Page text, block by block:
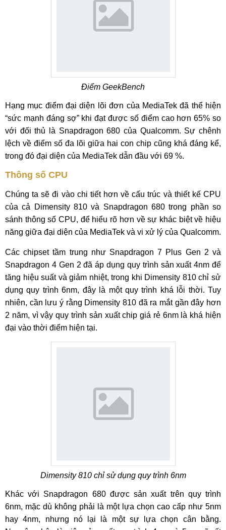
Điểm GeekBench
Hạng mục điểm đại diện lõi đơn của MediaTek đã thể hiện
“sức mạnh đáng sợ” khi đạt được số điểm cao hơn 65% so
với đối thủ là Snapdragon 680 của Qualcomm. Sự chênh
lệch về điểm số đa lõi giữa hai con chip cũng khá đáng kể,
trong đó đại diện của MediaTek dẫn đầu với 69 %.
Thông số CPU
Chúng ta sẽ đi vào chi tiết hơn về cấu trúc và thiết kế CPU
của cả Dimensity 810 và Snapdragon 680 trong phần so
sánh thông số CPU, để hiểu rõ hơn về sự khác biệt về hiệu
năng giữa đại diện của MediaTek và vi xử lý của Qualcomm.
Các chipset tầm trung như Snapdragon 7 Plus Gen 2 và
Snapdragon 4 Gen 2 đã áp dụng quy trình sản xuất 4nm để
tăng hiệu suất và giảm nhiệt, trong khi Dimensity 810 chỉ sử
dụng quy trình 6nm, đây là một quy trình khá lỗi thời. Tuy
nhiên, cần lưu ý rằng Dimensity 810 đã ra mắt gần đây hơn
2 năm, vì vậy quy trình sản xuất chip giá rẻ 6nm là khá hiện
đại vào thời điểm hiện tại.
Dimensity 810 chỉ sử dụng quy trình 6nm
Khác với Snapdragon 680 được sản xuất trên quy trình
6nm, mặc dù không phải là một lựa chọn cao cấp như 5nm
hay 4nm, nhưng nó lại là một sự lựa chọn cân bằng.